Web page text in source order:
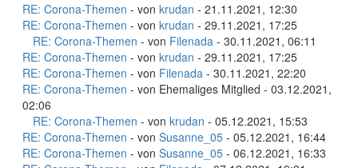
RE: Corona-Themen - von krudan - 21.11.2021, 12:30
RE: Corona-Themen - von krudan - 29.11.2021, 17:25
RE: Corona-Themen - von Filenada - 30.11.2021, 06:11
RE: Corona-Themen - von krudan - 29.11.2021, 17:25
RE: Corona-Themen - von Filenada - 30.11.2021, 22:20
RE: Corona-Themen - von Ehemaliges Mitglied - 03.12.2021,
02:06
RE: Corona-Themen - von krudan - 05.12.2021, 15:53
RE: Corona-Themen - von Susanne_05 - 05.12.2021, 16:44
RE: Corona-Themen - von Susanne_05 - 06.12.2021, 16:33